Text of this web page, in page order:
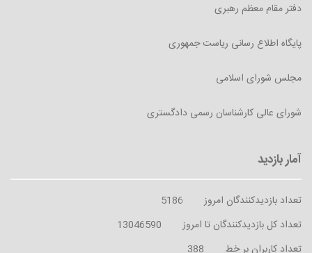
دفتر مقام معظم رهبری
پایگاه اطلاع رسانی ریاست جمهوری
مجلس شورای اسلامی
شورای عالی کارشناسان رسمی دادگستری
تعداد بازدیدکنندگان امروز
5186
تعداد کل بازدیدکنندگان تا امروز
13046590